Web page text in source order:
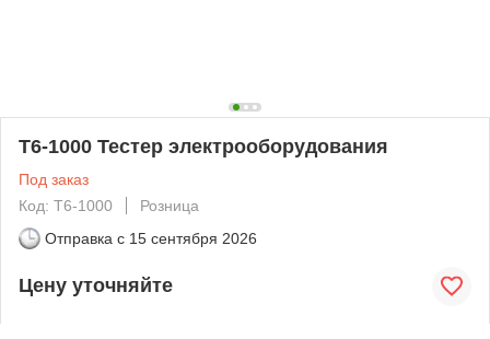
T6-1000 Тестер электрооборудования
Под заказ
Код: T6-1000
Розница
Отправка с 15 сентября 2026
Цену уточняйте